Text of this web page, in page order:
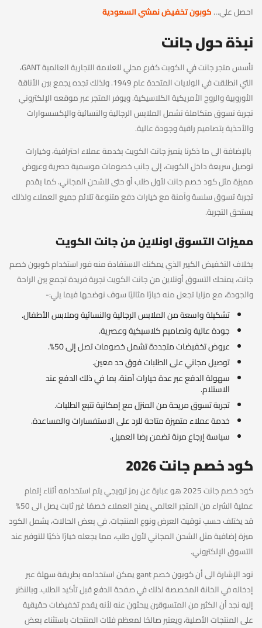
احصل علي…كوبون تخفيض نمشي السعودية
نبذة حول جانت
تأسس متجر جانت في الكويت كفرع محلي للعلامة التجارية العالمية GANT،
التي انطلقت في الولايات المتحدة عام 1949. ولذلك تجده يجمع بين الأناقة
الأوروبية والروح الأمريكية الكلاسيكية. ويوفر المتجر عبر موقعه الإلكتروني
تجربة تسوق متكاملة تشمل الملابس الرجالية والنسائية والإكسسوارات
والأحذية بتصاميم راقية وجودة عالية.
بالإضافة الى ما ذكرنا يتميز جانت الكويت بخدمة عملاء احترافية، وخيارات
توصيل سريعة داخل الكويت، إلى جانب خصومات موسمية حصرية وعروض
مميزة مثل كود خصم جانت لأول طلب أو حتى للشحن المجاني. كما يقدم
تجربة تسوق سلسة وآمنة مع خيارات دفع متنوعة تلائم جميع العملاء ولذلك
يستحق التجربة.
مميزات التسوق اونلاين من جانت الكويت
بخلاف التخفيض الكبير الذي يمكنك الاستفادة منه فور استخدام كوبون خصم
جانت، يمنحك التسوق أونلاين من جانت الكويت تجربة فريدة تجمع بين الراحة
والجودة، مع مزايا تجعل منه خيارًا مثاليًا سوف نوضحها فيما يلي:-
تشكيلة واسعة من الملابس الرجالية والنسائية وملابس الأطفال.
جودة عالية وتصاميم كلاسيكية وعصرية.
عروض تخفيضات متجددة تشمل خصومات تصل إلى 50%.
توصيل مجاني على الطلبات فوق حد معين.
سهولة الدفع عبر عدة خيارات آمنة، بما في ذلك الدفع عند
الاستلام.
تجربة تسوق مريحة من المنزل مع إمكانية تتبع الطلبات.
خدمة عملاء متميزة متاحة للرد على الاستفسارات والمساعدة.
سياسة إرجاع مرنة تضمن رضا العميل.
كود خصم جانت 2026
كود خصم جانت 2025 هو عبارة عن رمز ترويجي يتم استخدامه أثناء إتمام
عملية الشراء من المتجر العالمي يمنح العملاء خصمًا غير ثابت يصل الى 50%
قد يختلف حسب توقيت العرض ونوع المنتجات. في بعض الحالات، يشمل الكود
ميزة إضافية مثل الشحن المجاني لأول طلب، مما يجعله خيارًا ذكيًا للتوفير عند
التسوق الإلكتروني.
نود الإشارة الى أن كوبون خصم gant يمكن استخدامه بطريقة سهلة عبر
إدخاله في الخانة المخصصة لذلك في صفحة الدفع قبل تأكيد الطلب. وبالنظر
إليه نجد أن الكثير من المتسوقين يبحثون عنه لأنه يقدم تخفيضات حقيقية
على المنتجات الأصلية، ويعتبر صالحًا لمعظم فئات المنتجات باستثناء بعض